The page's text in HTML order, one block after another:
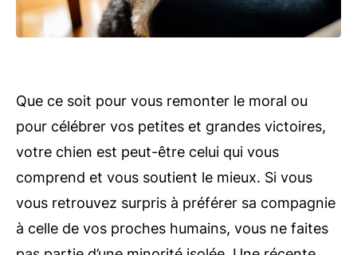
Que ce soit pour vous remonter le moral ou
pour célébrer vos petites et grandes victoires,
votre chien est peut-être celui qui vous
comprend et vous soutient le mieux. Si vous
vous retrouvez surpris à préférer sa compagnie
à celle de vos proches humains, vous ne faites